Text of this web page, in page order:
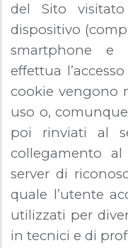
del Sito
dispositivo
smartphone e
effettua
cookie vengono
uso o,
poi rinviati al
collegamento
server di
quale l’utente
utilizzati per
in tecnici e di